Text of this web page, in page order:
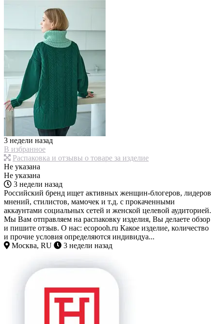
3 недели назад
В избранное
Распаковка и отзывы о товаре за изделие
Не указана
Не указана
3 недели назад
Российский бренд ищет активных женщин-блогеров, лидеров
мнений, стилистов, мамочек и т.д. с прокаченными
аккаунтами социальных сетей и женской целевой аудиторией.
Мы Вам отправляем на распаковку изделия, Вы делаете обзор
и пишите отзыв. О нас: ecopooh.ru Какое изделие, количество
и прочие условия определяются индивидуа...
Москва, RU
3 недели назад